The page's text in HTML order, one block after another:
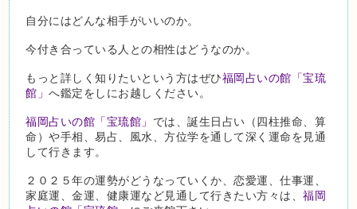
自分にはどんな相手がいいのか。
今付き合っている人との相性はどうなのか。
もっと詳しく知りたいという方はぜひ福岡占いの館「宝琉
館」へ鑑定をしにお越しください。
福岡占いの館「宝琉館」 では、誕生日占い（四柱推命、算
命）や手相、易占、風水、方位学を通して深く運命を見通
して行きます。
２０２５年の運勢がどうなっていくか、恋愛運、仕事運、
家庭運、金運、健康運など見通して行きたい方々は、福岡